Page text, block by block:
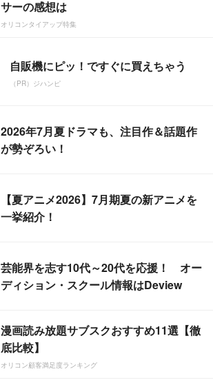
サーの感想は
オリコンタイアップ特集
自販機にピッ！ですぐに買えちゃう
（PR）ジハンピ
2026年7月夏ドラマも、注目作＆話題作
が勢ぞろい！
【夏アニメ2026】7月期夏の新アニメを
一挙紹介！
芸能界を志す10代～20代を応援！ オー
ディション・スクール情報はDeview
漫画読み放題サブスクおすすめ11選【徹
底比較】
オリコン顧客満足度ランキング